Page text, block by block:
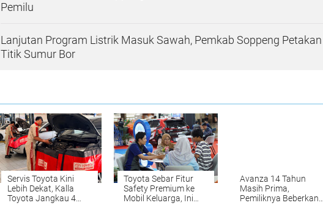
Pemilu
Lanjutan Program Listrik Masuk Sawah, Pemkab Soppeng Petakan
Titik Sumur Bor
Servis Toyota Kini
Lebih Dekat, Kalla
Toyota Jangkau 4
Toyota Sebar Fitur
Safety Premium ke
Mobil Keluarga, Ini
Avanza 14 Tahun
Masih Prima,
Pemiliknya Beberkan